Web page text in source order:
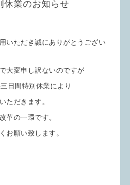
休業のお知らせ
いただき誠にありがとうござい
大変申し訳ないのですが
日間特別休業により
ただきます。
革の一環です。
お願い致します。